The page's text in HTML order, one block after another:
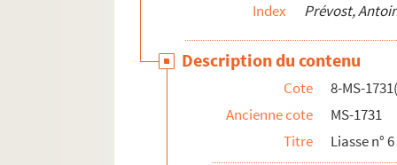
Index
Prévost,
Description du contenu
Cote
8-MS-
Ancienne cote
MS-1731
Titre
Liasse n°